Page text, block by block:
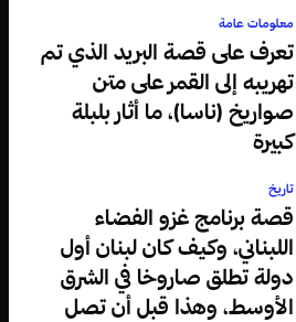
معلومات عامة
تعرف على قصة البريد الذي تم
تهريبه إلى القمر على متن
صواريخ (ناسا)، ما أثار بلبلة
كبيرة
تاريخ
قصة برنامج غزو الفضاء
اللبناني، وكيف كان لبنان أول
دولة تطلق صاروخا في الشرق
الأوسط، وهذا قبل أن تصل